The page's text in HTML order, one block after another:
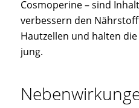
Cosmoperine – sind
verbessern den
Hautzellen und halten
jung.